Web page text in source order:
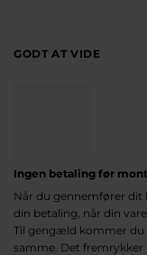
GODT AT VIDE
Ingen betaling før
Når du gennemfører dit
din betaling, når din
Til gengæld kommer du
samme. Det